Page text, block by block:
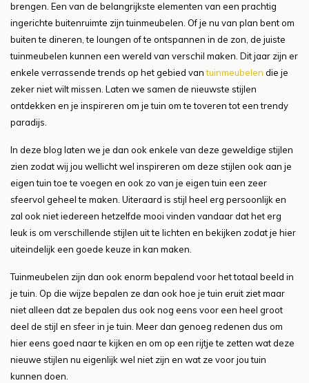
brengen. Een van de belangrijkste elementen van een prachtig
ingerichte buitenruimte zijn tuinmeubelen. Of je nu van plan bent om
buiten te dineren, te loungen of te ontspannen in de zon, de juiste
tuinmeubelen kunnen een wereld van verschil maken. Dit jaar zijn er
enkele verrassende trends op het gebied vantuinmeubelen die je
zeker niet wilt missen. Laten we samen de nieuwste stijlen
ontdekken en je inspireren om je tuin om te toveren tot een trendy
paradijs.
In deze blog laten we je dan ook enkele van deze geweldige stijlen
zien zodat wij jou wellicht wel inspireren om deze stijlen ook aan je
eigen tuin toe te voegen en ook zo van je eigen tuin een zeer
sfeervol geheel te maken. Uiteraard is stijl heel erg persoonlijk en
zal ook niet iedereen hetzelfde mooi vinden vandaar dat het erg
leuk is om verschillende stijlen uit te lichten en bekijken zodat je hier
uiteindelijk een goede keuze in kan maken.
Tuinmeubelen zijn dan ook enorm bepalend voor het totaal beeld in
je tuin. Op die wijze bepalen ze dan ook hoe je tuin eruit ziet maar
niet alleen dat ze bepalen dus ook nog eens voor een heel groot
deel de stijl en sfeer in je tuin. Meer dan genoeg redenen dus om
hier eens goed naar te kijken en om op een rijtje te zetten wat deze
nieuwe stijlen nu eigenlijk wel niet zijn en wat ze voor jou tuin
kunnen doen.